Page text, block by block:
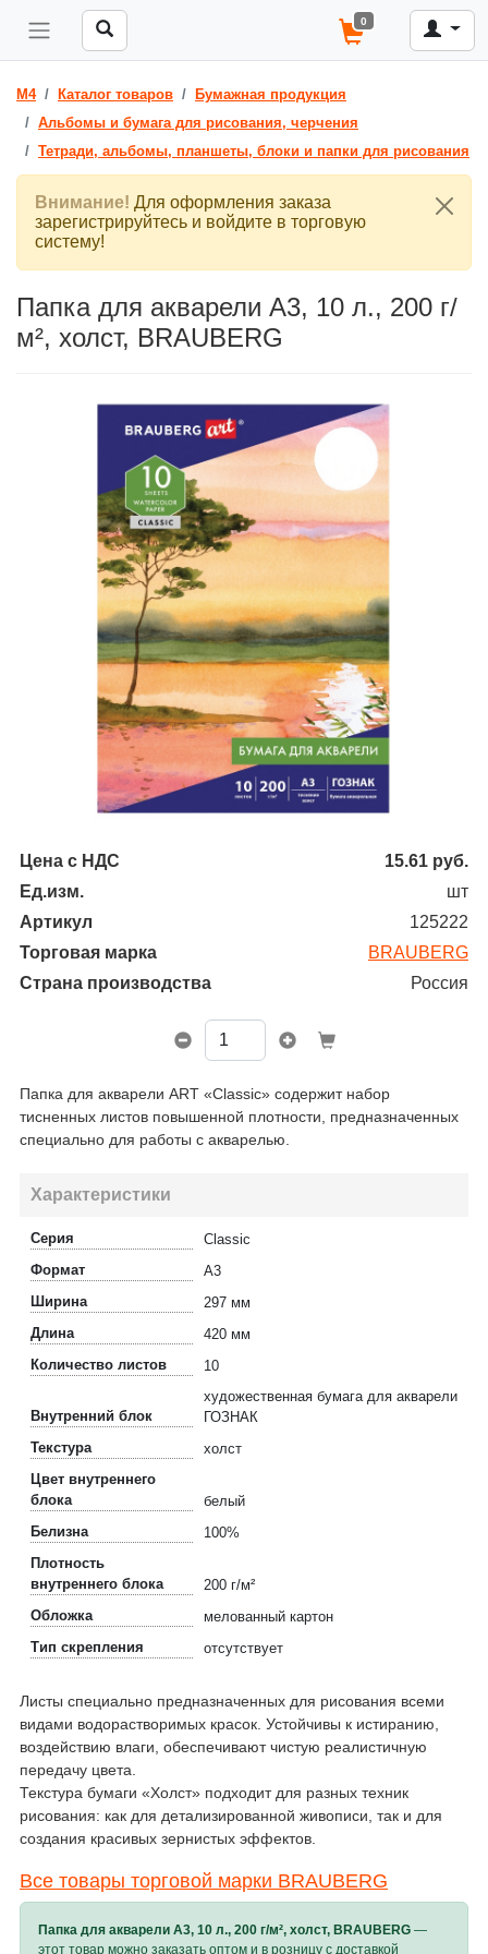
0
M4 Каталог товаров
Бумажная продукция
Альбомы и бумага для рисования, черчения
Тетради, альбомы, планшеты, блоки и папки для рисования
Внимание! Для оформления заказа
зарегистрируйтесь и войдите в торговую
систему!
Папка для акварели A3, 10 л., 200 г/
м², холст, BRAUBERG
Цена с НДС 15.61 руб.
Ед.изм.
шт
Артикул
125222
Торговая марка
BRAUBERG
Страна производства
Россия
Папка для акварели ART «Classic» содержит набор
тисненных листов повышенной плотности, предназначенных
специально для работы с акварелью.
Характеристики
Серия
Classic
Формат
А3
Ширина
297 мм
Длина
420 мм
Количество листов
10
Внутренний блок
художественная бумага для акварели
ГОЗНАК
Текстура
холст
Цвет внутреннего
блока
белый
Белизна
100%
Плотность
внутреннего блока
200 г/м²
Обложка
мелованный картон
Тип скрепления
отсутствует
Листы специально предназначенных для рисования всеми
видами водорастворимых красок. Устойчивы к истиранию,
воздействию влаги, обеспечивают чистую реалистичную
передачу цвета.
Текстура бумаги «Холст» подходит для разных техник
рисования: как для детализированной живописи, так и для
создания красивых зернистых эффектов.
Все товары торговой марки BRAUBERG
Папка для акварели A3, 10 л., 200 г/м², холст, BRAUBERG —
этот товар можно заказать оптом и в розницу с доставкой